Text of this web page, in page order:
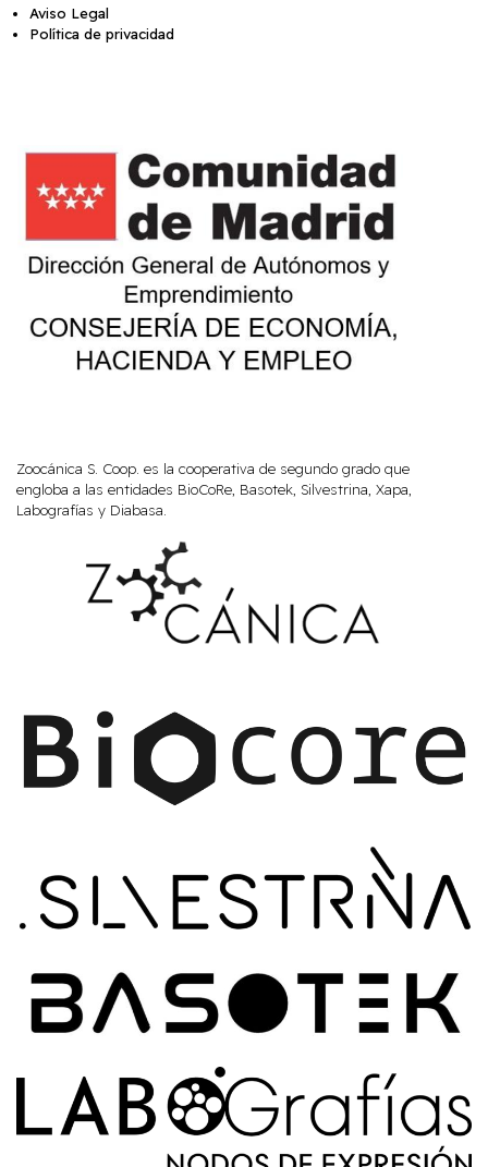
Aviso Legal
Política de privacidad
Zoocánica S. Coop. es la cooperativa de segundo grado que
engloba a las entidades BioCoRe, Basotek, Silvestrina, Xapa,
Labografías y Diabasa.